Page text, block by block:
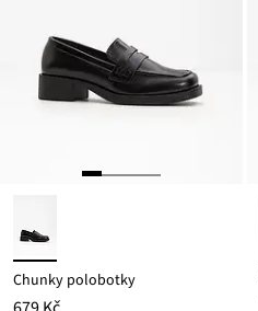
Chunky polobotky